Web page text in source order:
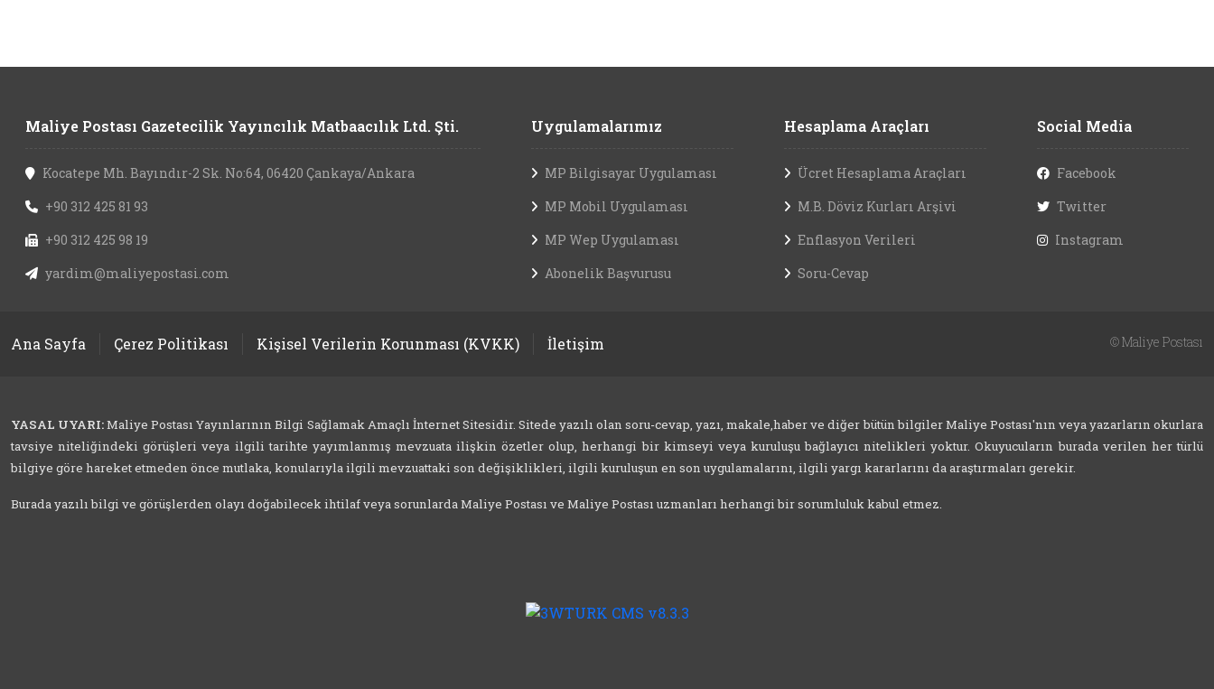
Maliye Postası Gazetecilik Yayıncılık Matbaacılık Ltd. Şti.
Kocatepe Mh. Bayındır-2 Sk. No:64, 06420 Çankaya/Ankara
+90 312 425 81 93
+90 312 425 98 19
yardim@maliyepostasi.com
Uygulamalarımız
MP Bilgisayar Uygulaması
MP Mobil Uygulaması
MP Wep Uygulaması
Abonelik Başvurusu
Hesaplama Araçları
Ücret Hesaplama Araçları
M.B. Döviz Kurları Arşivi
Enflasyon Verileri
Soru-Cevap
Social Media
Facebook
Twitter
Instagram
Ana Sayfa Çerez Politikası Kişisel Verilerin Korunması (KVKK) İletişim ©Maliye Postası
YASAL UYARI:Maliye Postası Yayınlarının Bilgi Sağlamak Amaçlı İnternet Sitesidir. Sitede yazılı olan soru-cevap, yazı, makale,haber ve diğer bütün bilgiler Maliye Postası'nın veya yazarların okurlara
tavsiye niteliğindeki görüşleri veya ilgili tarihte yayımlanmış mevzuata ilişkin özetler olup, herhangi bir kimseyi veya kuruluşu bağlayıcı nitelikleri yoktur. Okuyucuların burada verilen her türlü
bilgiye göre hareket etmeden önce mutlaka, konularıyla ilgili mevzuattaki son değişiklikleri, ilgili kuruluşun en son uygulamalarını, ilgili yargı kararlarını da araştırmaları gerekir.
Burada yazılı bilgi ve görüşlerden olayı doğabilecek ihtilaf veya sorunlarda Maliye Postası ve Maliye Postası uzmanları herhangi bir sorumluluk kabul etmez.